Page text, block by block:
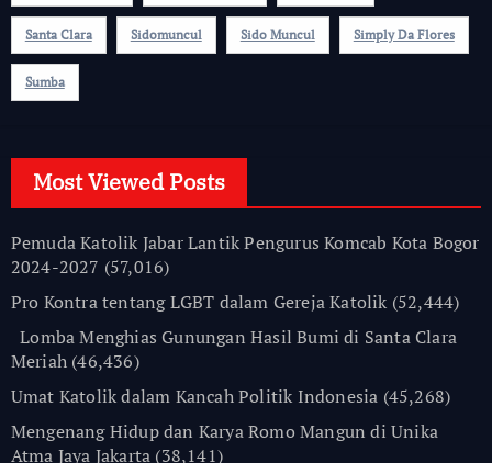
Santa Clara Sidomuncul Sido Muncul Simply Da Flores
Sumba
Most Viewed Posts
Pemuda Katolik Jabar Lantik Pengurus Komcab Kota Bogor
2024-2027 (57,016)
Pro Kontra tentang LGBT dalam Gereja Katolik (52,444)
Lomba Menghias Gunungan Hasil Bumi di Santa Clara
Meriah (46,436)
Umat Katolik dalam Kancah Politik Indonesia (45,268)
Mengenang Hidup dan Karya Romo Mangun di Unika
Atma Jaya Jakarta (38,141)